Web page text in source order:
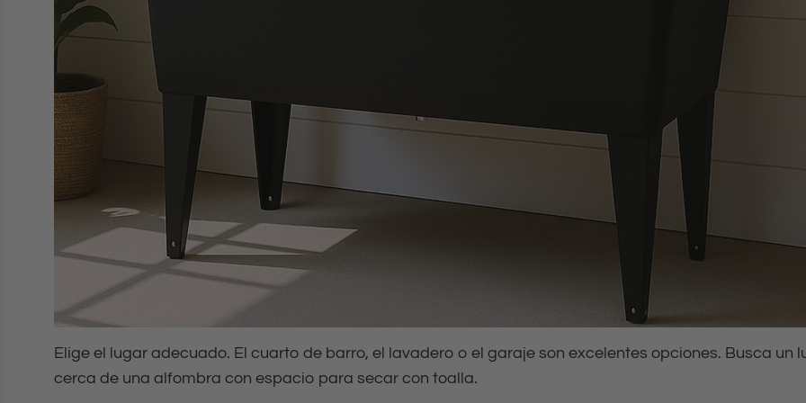
Elige el lugar adecuado. El cuarto de barro, el lavadero o el garaje son excelentes opciones. Busca un
cerca de una alfombra con espacio para secar con toalla.